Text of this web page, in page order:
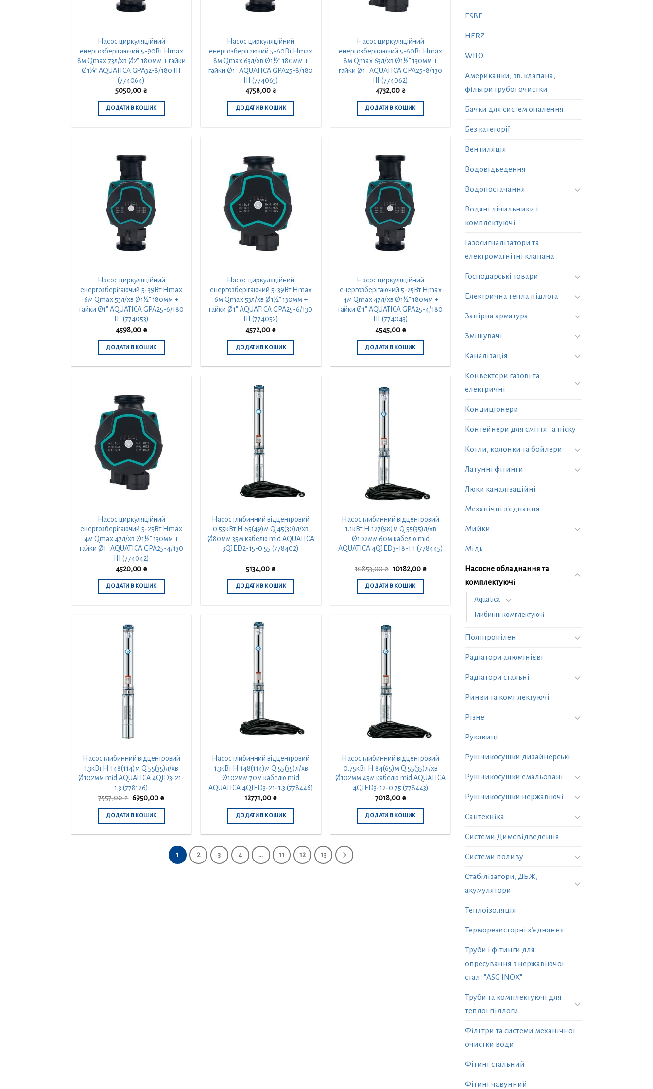
Насос циркуляційний
енергозберігаючий 5-90Вт Hmax
8м Qmax 73л/хв Ø2″ 180мм + гайки
Ø1¼” AQUATICA GPA32-8/180 III
(774064)
5050,00 ₴
ДОДАТИ В КОШИК
Насос циркуляційний
енергозберігаючий 5-60Вт Hmax
8м Qmax 63л/хв Ø1½” 180мм +
гайки Ø1″ AQUATICA GPA25-8/180
III (774063)
4758,00 ₴
ДОДАТИ В КОШИК
Насос циркуляційний
енергозберігаючий 5-60Вт Hmax
8м Qmax 63л/хв Ø1½” 130мм +
гайки Ø1″ AQUATICA GPA25-8/130
III (774062)
4732,00 ₴
ДОДАТИ В КОШИК
Насос циркуляційний
енергозберігаючий 5-39Вт Hmax
6м Qmax 53л/хв Ø1½” 180мм +
гайки Ø1″ AQUATICA GPA25-6/180
III (774053)
4598,00 ₴
ДОДАТИ В КОШИК
Насос циркуляційний
енергозберігаючий 5-39Вт Hmax
6м Qmax 53л/хв Ø1½” 130мм +
гайки Ø1″ AQUATICA GPA25-6/130
III (774052)
4572,00 ₴
ДОДАТИ В КОШИК
Насос циркуляційний
енергозберігаючий 5-25Вт Hmax
4м Qmax 47л/хв Ø1½” 180мм +
гайки Ø1″ AQUATICA GPA25-4/180
III (774043)
4545,00 ₴
ДОДАТИ В КОШИК
Насос циркуляційний
енергозберігаючий 5-25Вт Hmax
4м Qmax 47л/хв Ø1½” 130мм +
гайки Ø1″ AQUATICA GPA25-4/130
III (774042)
4520,00 ₴
ДОДАТИ В КОШИК
Насос глибинний відцентровий
0.55кВт H 65(49)м Q 45(30)л/хв
Ø80мм 35м кабелю mid AQUATICA
3QJED2-15-0.55 (778402)
5134,00 ₴
ДОДАТИ В КОШИК
Насос глибинний відцентровий
1.1кВт H 127(98)м Q 55(35)л/хв
Ø102мм 60м кабелю mid
AQUATICA 4QJED3-18-1.1 (778445)
10853,00₴ Оригінальна
10853,00 ₴.
10182,00 ₴Поточна
ДОДАТИ В КОШИК
Насос глибинний відцентровий
1.3кВт H 148(114)м Q 55(35)л/хв
Ø102мм mid AQUATICA 4QJD3-21-
1.3 (778126)
7557,00₴ Оригінальна
7557,00 ₴.
6950,00 ₴Поточна
ДОДАТИ В КОШИК
Насос глибинний відцентровий
1.3кВт H 148(114)м Q 55(35)л/хв
Ø102мм 70м кабелю mid
AQUATICA 4QJED3-21-1.3 (778446)
12771,00 ₴
ДОДАТИ В КОШИК
Насос глибинний відцентровий
0.75кВт H 84(65)м Q 55(35)л/хв
Ø102мм 45м кабелю mid AQUATICA
4QJED3-12-0.75 (778443)
7018,00 ₴
ДОДАТИ В КОШИК
1 2 3 4 … 11 12 13
ESBE
HERZ
WILO
Американки, зв. клапана,
фільтри грубої очистки
Бачки для систем опалення
Без категорії
Вентиляція
Водовідведення
Водопостачання
Водяні лічильники і
комплектуючі
Газосигналізатори та
електромагнітні клапана
Господарські товари
Електрична тепла підлога
Запірна арматура
Змішувачі
Каналізація
Конвектори газові та
електричні
Кондиціонери
Контейнери для сміття та піску
Котли, колонки та бойлери
Латунні фітинги
Люки каналізаційні
Механічні з'єднання
Мийки
Мідь
Насосне обладнання та
комплектуючі
Aquatica
Глибинні комплектуючі
Поліпропілен
Радіатори алюмінієві
Радіатори стальні
Ринви та комплектуючі
Різне
Рукавиці
Рушникосушки дизайнерські
Рушникосушки емальовані
Рушникосушки нержавіючі
Сантехніка
Системи Димовідведення
Системи поливу
Стабілізатори, ДБЖ,
акумулятори
Теплоізоляція
Терморезисторні з’єднання
Труби і фітинги для
опресування з нержавіючої
сталі "ASG INOX"
Труби та комплектуючі для
теплої підлоги
Фільтри та системи механічної
очистки води
Фітинг стальний
Фітинг чавунний